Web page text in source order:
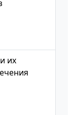
и их